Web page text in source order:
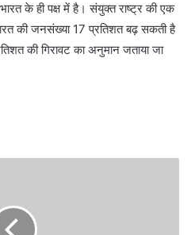
के ही पक्ष में है। संयुक्त राष्ट्र की एक
की जनसंख्या 17 प्रतिशत बढ़ सकती है
की गिरावट का अनुमान जताया जा